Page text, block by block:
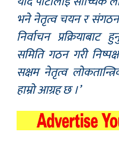
भने नेतृत्व चयन र संगठन
निर्वाचन प्रक्रियाबाट
समिति गठन गरी
सक्षम नेतृत्व
हाम्रो आग्रह छ ।’